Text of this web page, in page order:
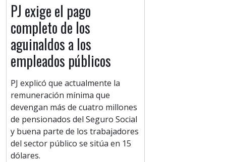
PJ exige el pago
completo de los
aguinaldos a los
empleados públicos
PJ explicó que actualmente la
remuneración mínima que
devengan más de cuatro millones
de pensionados del Seguro Social
y buena parte de los trabajadores
del sector público se sitúa en 15
dólares.